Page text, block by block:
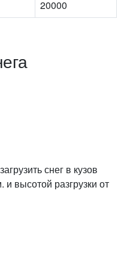
20000
снег в кузов
высотой разгрузки от